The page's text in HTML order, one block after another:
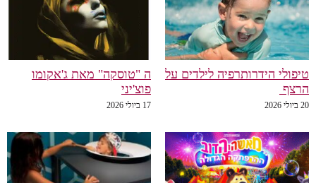
טיפולי הידרותרפיה לילדים על
הרצף
20 ביולי 2026
ה "טוסקה" מאת ג'אקומו
פוצ'יני
17 ביולי 2026